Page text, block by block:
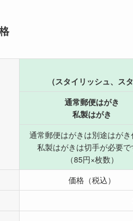
（スタイリッシュ、ス
通常郵便はがき
私製はがき
通常郵便はがきは別途はがき
私製はがきは切手が必要で
（85円×枚数）
価格（税込）